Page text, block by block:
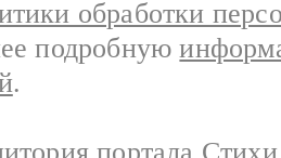
обработки
подробную
.
портала